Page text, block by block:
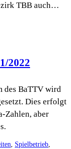
TBB auch…
2022
des BaTTV wird
Dies erfolgt
Zahlen, aber
, Spielbetrieb,